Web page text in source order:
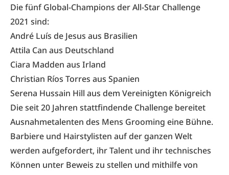
Die fünf Global-Champions der All-Star Challenge
2021 sind:
André Luís de Jesus aus Brasilien
Attila Can aus Deutschland
Ciara Madden aus Irland
Christian Ríos Torres aus Spanien
Serena Hussain Hill aus dem Vereinigten Königreich
Die seit 20 Jahren stattfindende Challenge bereitet
Ausnahmetalenten des Mens Grooming eine Bühne.
Barbiere und Hairstylisten auf der ganzen Welt
werden aufgefordert, ihr Talent und ihr technisches
Können unter Beweis zu stellen und mithilfe von